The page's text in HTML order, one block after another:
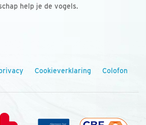
help je de vogels.
Cookieverklaring Colofon